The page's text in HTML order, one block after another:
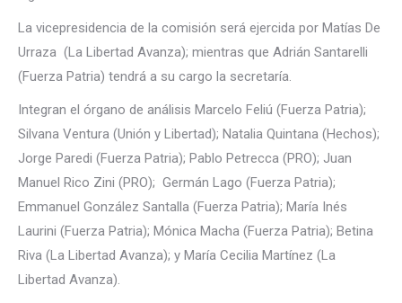
La vicepresidencia de la comisión será ejercida por Matías De
Urraza (La Libertad Avanza); mientras que Adrián Santarelli
(Fuerza Patria) tendrá a su cargo la secretaría.
Integran el órgano de análisis Marcelo Feliú (Fuerza Patria);
Silvana Ventura (Unión y Libertad); Natalia Quintana (Hechos);
Jorge Paredi (Fuerza Patria); Pablo Petrecca (PRO); Juan
Manuel Rico Zini (PRO); Germán Lago (Fuerza Patria);
Emmanuel González Santalla (Fuerza Patria); María Inés
Laurini (Fuerza Patria); Mónica Macha (Fuerza Patria); Betina
Riva (La Libertad Avanza); y María Cecilia Martínez (La
Libertad Avanza).